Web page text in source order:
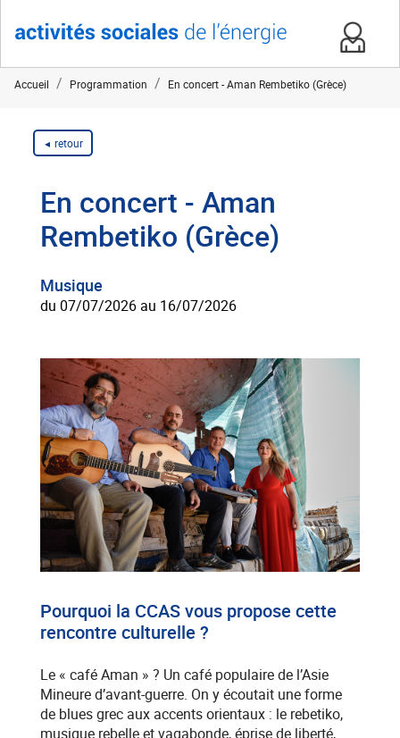
Accueil Programmation En concert - Aman Rembetiko (Grèce)
retour
En concert - Aman
Rembetiko (Grèce)
Musique
du 07/07/2026 au 16/07/2026
Pourquoi la CCAS vous propose cette
rencontre culturelle ?
Le « café Aman » ? Un café populaire de l’Asie
Mineure d’avant-guerre. On y écoutait une forme
de blues grec aux accents orientaux : le rebetiko,
musique rebelle et vagabonde, éprise de liberté,